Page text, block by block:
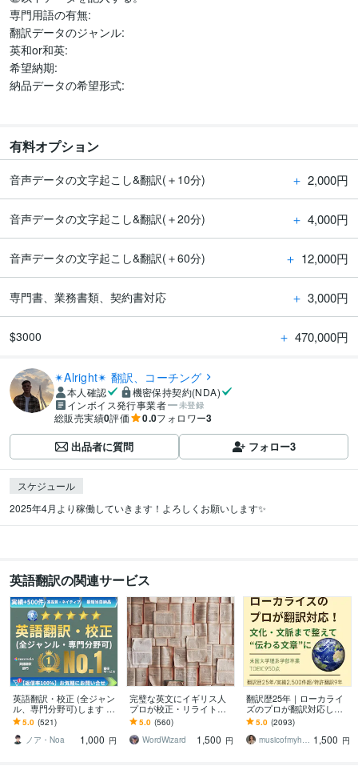
専門用語の有無:
翻訳データのジャンル:
英和or和英:
希望納期:
納品データの希望形式:
有料オプション
音声データの文字起こし&翻訳(＋10分) ＋ 2,000円
音声データの文字起こし&翻訳(＋20分) ＋ 4,000円
音声データの文字起こし&翻訳(＋60分) ＋ 12,000円
専門書、業務書類、契約書対応 ＋ 3,000円
$3000 ＋ 470,000円
✴︎Alright✴︎ 翻訳、コーチング
本人確認
機密保持契約(NDA)
インボイス発行事業者
未登録
総販売実績0評価 0.0フォロワー3
出品者に質問 フォロー3
スケジュール
2025年4月より稼働していきます！よろしくお願いします✨
英語翻訳の関連サービス
英語翻訳・校正 (全ジャン
ル、専門分野可)します ●
高品質 | ネイティブレベル
のプロが日英翻訳サポー
ト●
5.0 (521)
ノア・Noa
1,000 円
完璧な英文にイギリス人
プロが校正・リライトし
ます プロ歴40年！伝わる
だけでなく、読む人を惹
きつける英文に。
5.0 (560)
WordWizard
1,500 円
翻訳歴25年｜ローカライ
ズのプロが翻訳対応しま
す 翻訳を超えたローカラ
イゼーションで自然な表
現に仕上げます
5.0 (2093)
musicofmyheart 1,500 円